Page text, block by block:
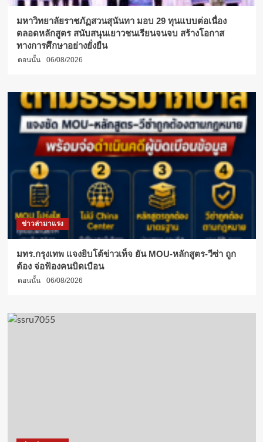
เด่น
ของ
โรงเรียน
วัด
หนองสองห้อง
(สาย
สมุทรสาคร
มหาวิทยาลัยราชภัฏสวนสุนันทา มอบ 29 ทุนแบบต่อเนื่อง
ตลอดหลักสูตร สนับสนุนเยาวชนเรียนจนจบ สร้างโอกาส
ทางการศึกษาอย่างยั่งยืน
ตอนนั้น 06/08/2026
ข่าวล่ามาแรง
มทร.กรุงเทพ แจงยิบโต้ข่าวเท็จ ยัน MOU-หลักสูตร-วีซ่า ถูก
ต้อง จ่อฟ้องคนบิดเบือน
ตอนนั้น 06/08/2026